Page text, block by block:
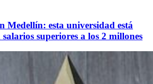
Medellín: esta universidad está
superiores a los 2 millones